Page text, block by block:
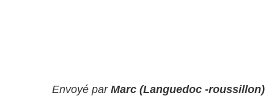
Envoyé par Marc (Languedoc -roussillon)